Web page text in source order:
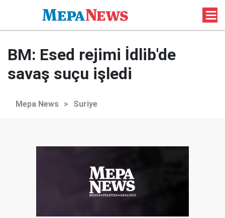
BM: Esed rejimi İdlib'de
savaş suçu işledi
Mepa News > Suriye